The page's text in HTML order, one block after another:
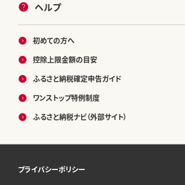
ヘルプ
初めての方へ
控除上限金額の目安
ふるさと納税確定申告ガイド
ワンストップ特例制度
ふるさと納税ナビ（外部サイト）
プライバシーポリシー